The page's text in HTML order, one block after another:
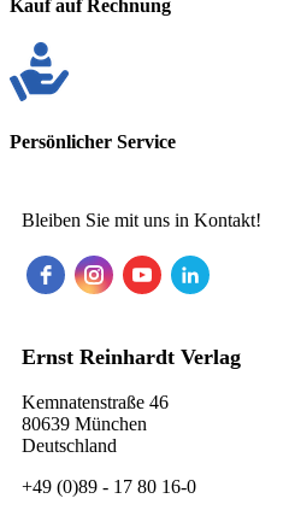
Kauf auf Rechnung
Persönlicher Service
Bleiben Sie mit uns in Kontakt!
Ernst Reinhardt Verlag
Kemnatenstraße 46
80639 München
Deutschland
+49 (0)89 - 17 80 16-0